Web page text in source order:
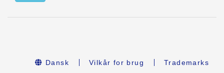
Dansk Vilkår for brug
Trademarks